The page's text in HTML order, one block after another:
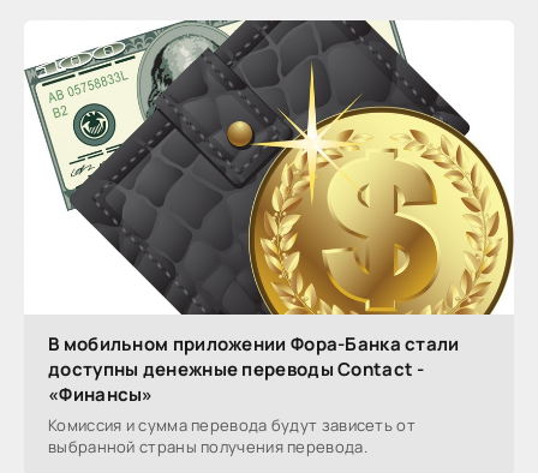
В мобильном приложении Фора-Банка стали
доступны денежные переводы Contact -
«Финансы»
Комиссия и сумма перевода будут зависеть от
выбранной страны получения перевода.